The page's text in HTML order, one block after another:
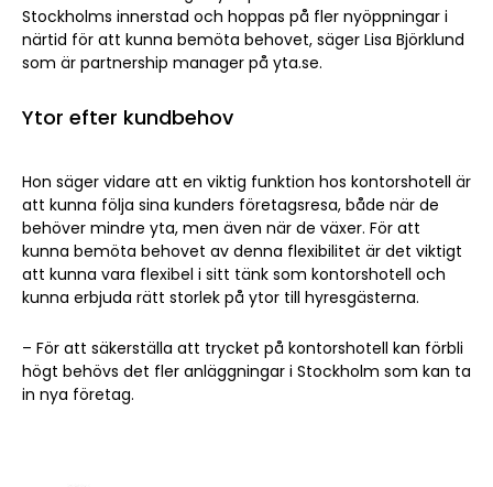
Stockholms innerstad och hoppas på fler nyöppningar i
närtid för att kunna bemöta behovet, säger Lisa Björklund
som är partnership manager på yta.se.
Ytor efter kundbehov
Hon säger vidare att en viktig funktion hos kontorshotell är
att kunna följa sina kunders företagsresa, både när de
behöver mindre yta, men även när de växer. För att
kunna bemöta behovet av denna flexibilitet är det viktigt
att kunna vara flexibel i sitt tänk som kontorshotell och
kunna erbjuda rätt storlek på ytor till hyresgästerna.
– För att säkerställa att trycket på kontorshotell kan förbli
högt behövs det fler anläggningar i Stockholm som kan ta
in nya företag.